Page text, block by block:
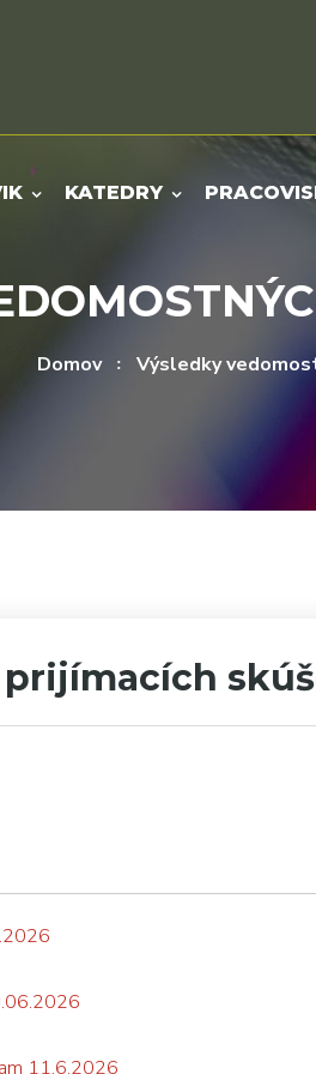
KATEDRY
Domov Výsledky
11.6.2026